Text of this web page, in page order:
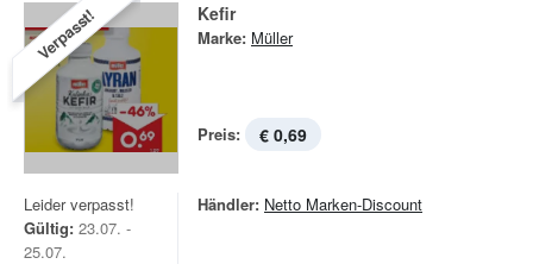
Verpasst! Kefir
Marke: Müller
Preis: € 0,69
Leider verpasst!
Gültig: 23.07. -
25.07.
Händler: Netto Marken-Discount